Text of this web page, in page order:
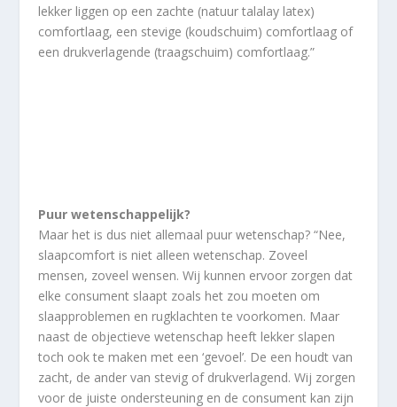
lekker liggen op een zachte (natuur talalay latex)
comfortlaag, een stevige (koudschuim) comfortlaag of
een drukverlagende (traagschuim) comfortlaag.”
Puur wetenschappelijk?
Maar het is dus niet allemaal puur wetenschap? “Nee,
slaapcomfort is niet alleen wetenschap. Zoveel
mensen, zoveel wensen. Wij kunnen ervoor zorgen dat
elke consument slaapt zoals het zou moeten om
slaapproblemen en rugklachten te voorkomen. Maar
naast de objectieve wetenschap heeft lekker slapen
toch ook te maken met een ‘gevoel’. De een houdt van
zacht, de ander van stevig of drukverlagend. Wij zorgen
voor de juiste ondersteuning en de consument kan zijn